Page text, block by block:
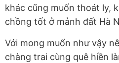
khác cũng muốn thoát ly,
chồng tốt ở mảnh đất Hà
Với mong muốn như vậy
chàng trai cùng quê hiền